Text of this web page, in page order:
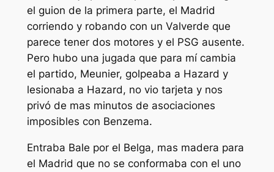
el guion de la primera parte, el Madrid
corriendo y robando con un Valverde que
parece tener dos motores y el PSG ausente.
Pero hubo una jugada que para mí cambia
el partido, Meunier, golpeaba a Hazard y
lesionaba a Hazard, no vio tarjeta y nos
privó de mas minutos de asociaciones
imposibles con Benzema.
Entraba Bale por el Belga, mas madera para
el Madrid que no se conformaba con el uno